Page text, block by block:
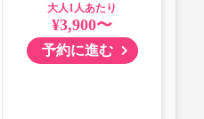
大人
¥3,900〜
予約に進む